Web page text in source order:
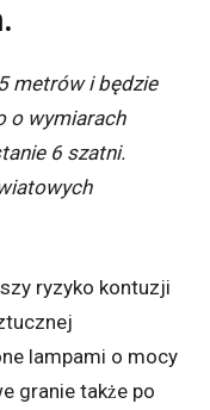
metrów i będzie
o wymiarach
6 szatni.
ryzyko kontuzji
lampami o mocy
granie także po